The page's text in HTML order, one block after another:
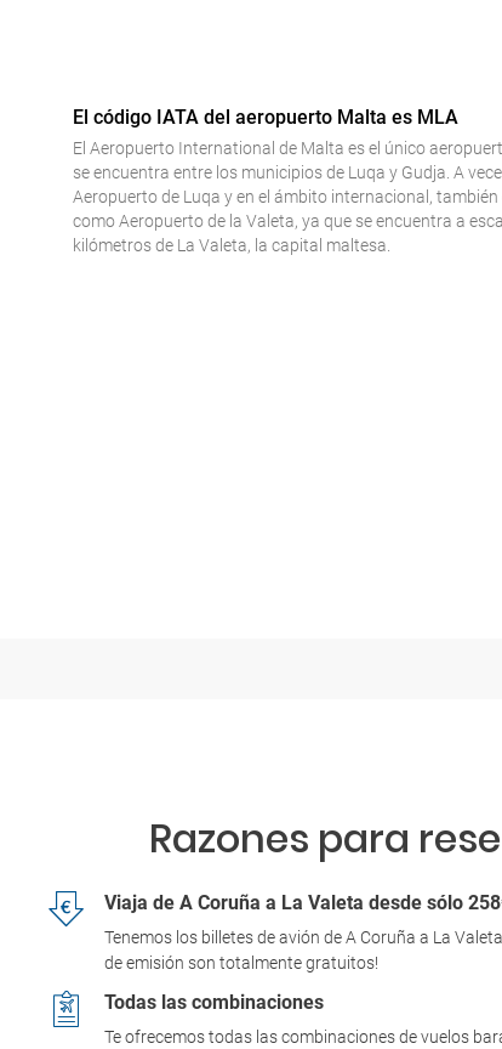
El código IATA del aeropuerto Malta es MLA
El Aeropuerto International de Malta es el único
se encuentra entre los municipios de Luqa y Gudja. A
Aeropuerto de Luqa y en el ámbito internacional,
como Aeropuerto de la Valeta, ya que se encuentra a
kilómetros de La Valeta, la capital maltesa.
Razones para
Viaja de A Coruña a La Valeta desde sólo
Tenemos los billetes de avión de A Coruña a La
de emisión son totalmente gratuitos!
Todas las combinaciones
Te ofrecemos todas las combinaciones de vuelos